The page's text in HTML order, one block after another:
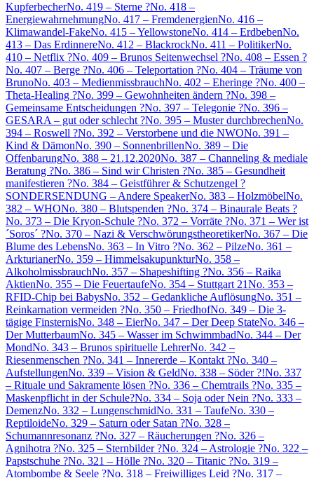
KupferbecherNo. 419 – Sterne ?No. 418 –
EnergiewahrnehmungNo. 417 – FremdenergienNo. 416 –
Klimawandel-FakeNo. 415 – YellowstoneNo. 414 – ErdbebenNo.
413 – Das ErdinnereNo. 412 – BlackrockNo. 411 – PolitikerNo.
410 – Netflix ?No. 409 – Brunos Seitenwechsel ?No. 408 – Essen ?
No. 407 – Berge ?No. 406 – Teleportation ?No. 404 – Träume von
BrunoNo. 403 – MedienmissbrauchNo. 402 – Eheringe ?No. 400 –
Theta-Healing ?No. 399 – Gewohnheiten ändern ?No. 398 –
Gemeinsame Entscheidungen ?No. 397 – Telegonie ?No. 396 –
GESARA – gut oder schlecht ?No. 395 – Muster durchbrechenNo.
394 – Roswell ?No. 392 – Verstorbene und die NWONo. 391 –
Kind & DämonNo. 390 – SonnenbrillenNo. 389 – Die
OffenbarungNo. 388 – 21.12.2020No. 387 – Channeling & mediale
Beratung ?No. 386 – Sind wir Christen ?No. 385 – Gesundheit
manifestieren ?No. 384 – Geistführer & Schutzengel ?
SONDERSENDUNG – Andere SpeakerNo. 383 – HolzmöbelNo.
382 – WHONo. 380 – Blutspenden ?No. 374 – Binaurale Beats ?
No. 373 – Die Kryon-Schule ?No. 372 – Vorräte ?No. 371 – Wer ist
´Soros´ ?No. 370 – Nazi & VerschwörungstheoretikerNo. 367 – Die
Blume des LebensNo. 363 – In Vitro ?No. 362 – PilzeNo. 361 –
ArkturianerNo. 359 – HimmelsakupunkturNo. 358 –
AlkoholmissbrauchNo. 357 – Shapeshifting ?No. 356 – Raika
AktienNo. 355 – Die FeuertaufeNo. 354 – Stuttgart 21No. 353 –
RFID-Chip bei BabysNo. 352 – Gedankliche AuflösungNo. 351 –
Reinkarnation vermeiden ?No. 350 – FriedhofNo. 349 – Die 3-
tägige FinsternisNo. 348 – EierNo. 347 – Der Deep StateNo. 346 –
Der MutterbaumNo. 345 – Wasser im SchwimmbadNo. 344 – Der
MondNo. 343 – Brunos spirituelle LehrerNo. 342 –
Riesenmenschen ?No. 341 – Innererde – Kontakt ?No. 340 –
AufstellungenNo. 339 – Vision & GeldNo. 338 – Söder ?!No. 337
– Rituale und Sakramente lösen ?No. 336 – Chemtrails ?No. 335 –
Maskenpflicht in der Schule?No. 334 – Soja oder Nein ?No. 333 –
DemenzNo. 332 – LungenschmidNo. 331 – TaufeNo. 330 –
ReptiloideNo. 329 – Saturn oder Satan ?No. 328 –
Schumannresonanz ?No. 327 – Räucherungen ?No. 326 –
Agnihotra ?No. 325 – Sternbilder ?No. 324 – Astrologie ?No. 322 –
Papstschuhe ?No. 321 – Hölle ?No. 320 – Titanic ?No. 319 –
Atombombe & Seele ?No. 318 – Freiwilliges Leid ?No. 317 –